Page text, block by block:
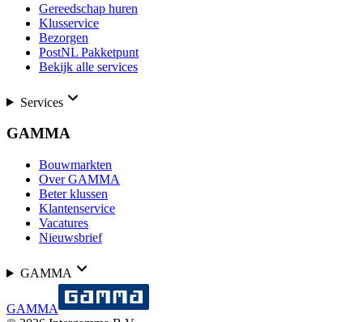
Gereedschap huren
Klusservice
Bezorgen
PostNL Pakketpunt
Bekijk alle services
Services
GAMMA
Bouwmarkten
Over GAMMA
Beter klussen
Klantenservice
Vacatures
Nieuwsbrief
GAMMA
GAMMA